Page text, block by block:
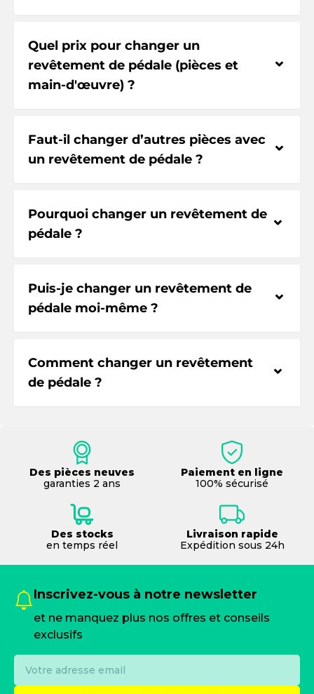
Quel prix pour changer un
revêtement de pédale (pièces et
main-d'œuvre) ?
⌃
Faut-il changer d’autres pièces avec
un revêtement de pédale ?
⌃
Pourquoi changer un revêtement de
pédale ?
⌃
Puis-je changer un revêtement de
pédale moi-même ?
⌃
Comment changer un revêtement
de pédale ?
⌃
Des pièces neuves
garanties 2 ans
Paiement en ligne
100% sécurisé
Des stocks
en temps réel
Livraison rapide
Expédition sous 24h
Inscrivez-vous à notre newsletter
et ne manquez plus nos offres et conseils
exclusifs